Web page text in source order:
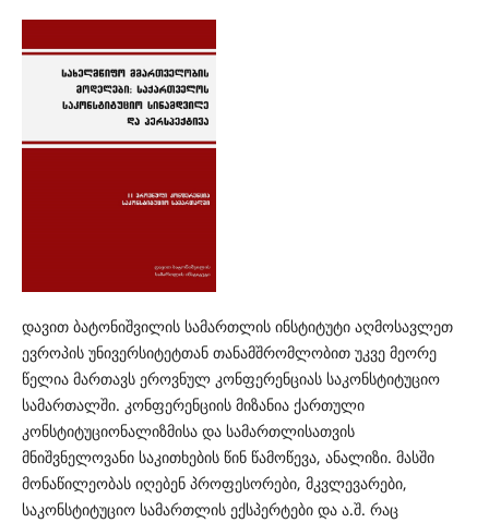
დავით ბატონიშვილის სამართლის ინსტიტუტი აღმოსავლეთ
ევროპის უნივერსიტეტთან თანამშრომლობით უკვე მეორე
წელია მართავს ეროვნულ კონფერენციას საკონსტიტუციო
სამართალში. კონფერენციის მიზანია ქართული
კონსტიტუციონალიზმისა და სამართლისათვის
მნიშვნელოვანი საკითხების წინ წამოწევა, ანალიზი. მასში
მონაწილეობას იღებენ პროფესორები, მკვლევარები,
საკონსტიტუციო სამართლის ექსპერტები და ა.შ. რაც